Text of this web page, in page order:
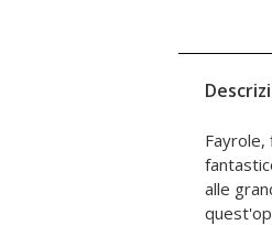
Fayrole,
alle
Questo
magia